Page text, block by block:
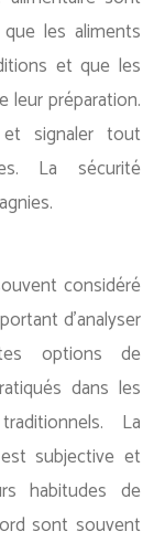
les aliments
et que les
leur préparation.
signaler tout
La sécurité
considéré
d’analyser
options de
dans les
La
subjective et
habitudes de
sont souvent